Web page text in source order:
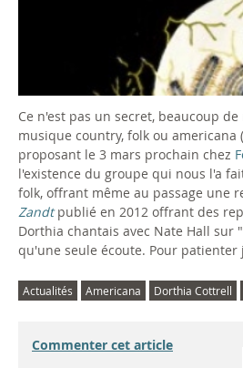
Ce n'est pas un secret, beaucoup
musique country, folk ou
proposant le 3 mars prochain chez
l'existence du groupe qui nous l'a
folk, offrant même au passage une
Zandtpublié en 2012 offrant des
Dorthia chantais avec Nate Hall sur "
qu'une seule écoute. Pour
Actualités Americana Dorthia Cottrell
Commenter cet article